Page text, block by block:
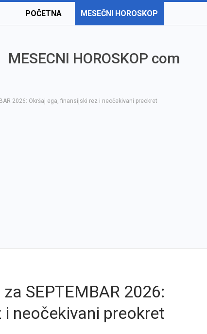
POČETNA MESEČNI HOROSKOP
MESECNI HOROSKOP com
2026: Okršaj ega, finansijski rez i neočekivani preokret
SEPTEMBAR 2026:
neočekivani preokret